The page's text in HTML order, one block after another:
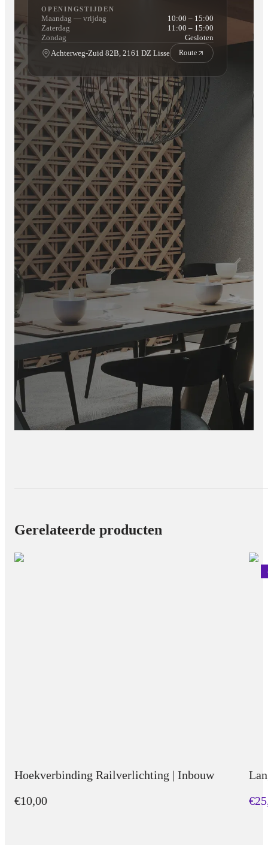
OPENINGSTIJDEN
Maandag — vrijdag
10:00 – 15:00
Zaterdag
11:00 – 15:00
Zondag
Gesloten
Achterweg-Zuid 82B, 2161 DZ Lisse
Route
Gerelateerde producten
Hoekverbinding Railverlichting | Inbouw
€10,00